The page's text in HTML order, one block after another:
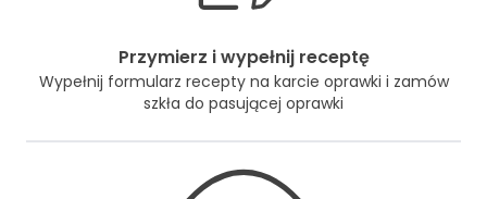
Przymierz i wypełnij receptę
Wypełnij formularz recepty na karcie oprawki i zamów
szkła do pasującej oprawki